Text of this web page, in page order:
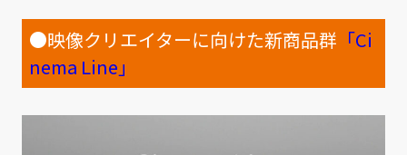
●映像クリエイターに向けた新商品群 「Ci
nema Line」